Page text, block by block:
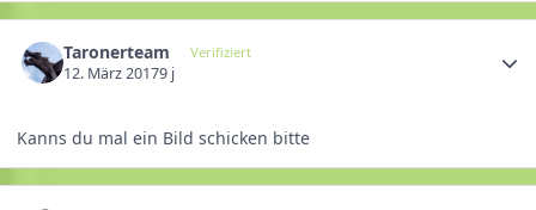
Taronerteam Verifiziert
12. März 20179 j
Kanns du mal ein Bild schicken bitte